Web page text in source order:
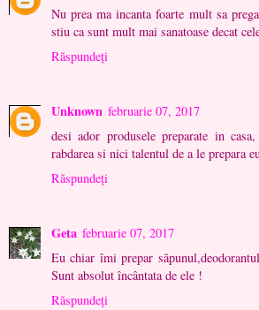
Nu prea ma incanta foarte mult sa
stiu ca sunt mult mai sanatoase decat
Răspundeți
Unknown februarie 07, 2017
desi ador produsele preparate in
rabdarea si nici talentul de a le prepara
Răspundeți
Geta februarie 07, 2017
Eu chiar îmi prepar
Sunt absolut încântata de ele !
Răspundeți